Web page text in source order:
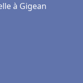
à Gigean